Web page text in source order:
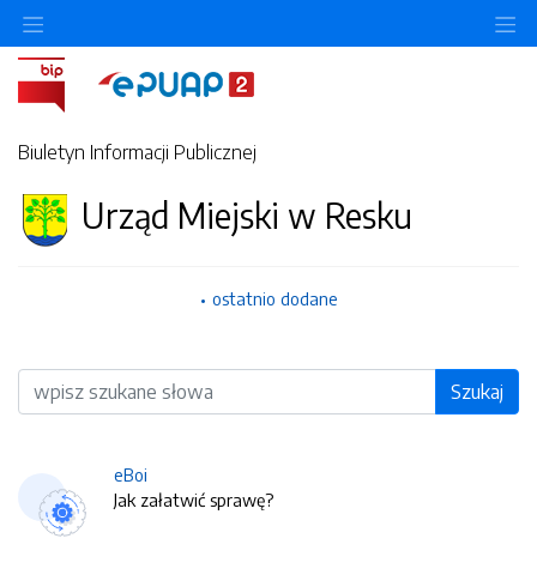
Biuletyn Informacji Publicznej
Urząd Miejski w Resku
ostatnio dodane
Wyszukiwarka Szukaj
eBoi
Jak załatwić sprawę?